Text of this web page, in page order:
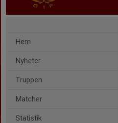
Hem
Nyheter
Truppen
Matcher
Statistik